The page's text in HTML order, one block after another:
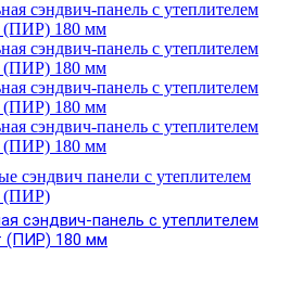
сэндвич панели с утеплителем
(ПИР)
сэндвич-панель с утеплителем
(ПИР) 180 мм